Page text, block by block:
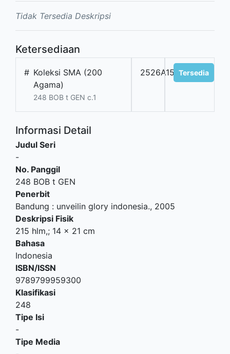
Tidak Tersedia Deskripsi
Ketersediaan
# Koleksi SMA (200
Agama)
248 BOB t GEN c.1
2526A152Tersedia
Informasi Detail
Judul Seri
-
No. Panggil
248 BOB t GEN
Penerbit
Bandung : unveilin glory indonesia., 2005
Deskripsi Fisik
215 hlm,; 14 x 21 cm
Bahasa
Indonesia
ISBN/ISSN
9789799959300
Klasifikasi
248
Tipe Isi
-
Tipe Media